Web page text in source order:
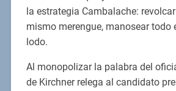
la estrategia Cambalache:
mismo merengue, manosear todo
lodo.
Al monopolizar la palabra del
de Kirchner relega al candidato